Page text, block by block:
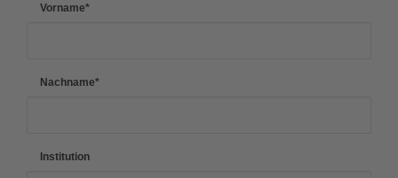
Vorname*
Nachname*
Institution